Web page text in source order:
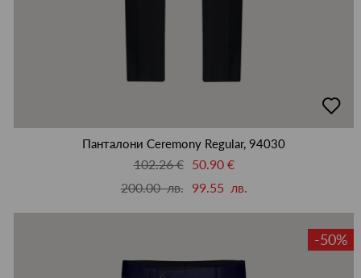
в
Панталони Ceremony Regular, 94030
102.26 €
50.90 €
200.00 лв.
99.55 лв.
-50%